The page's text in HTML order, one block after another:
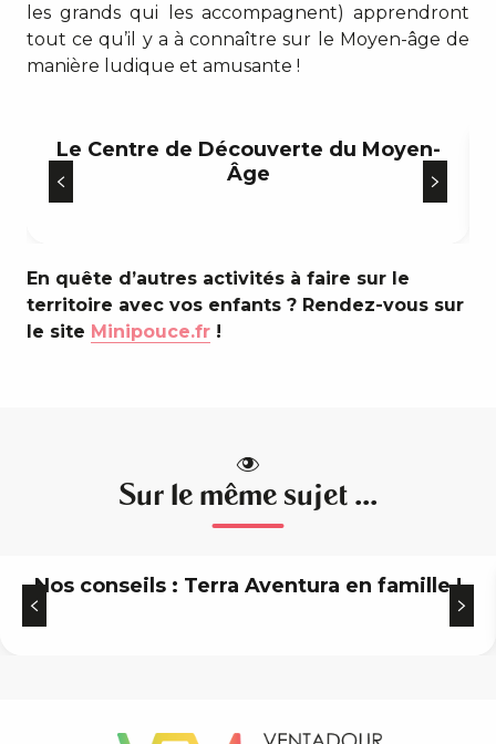
les grands qui les accompagnent) apprendront
tout ce qu’il y a à connaître sur le Moyen-âge de
manière ludique et amusante !
Le Centre de Découverte du Moyen-
Âge
En quête d’autres activités à faire sur le
territoire avec vos enfants ? Rendez-vous sur
le site Minipouce.fr !
Sur le même sujet ...
Nos conseils : Terra Aventura en famille !